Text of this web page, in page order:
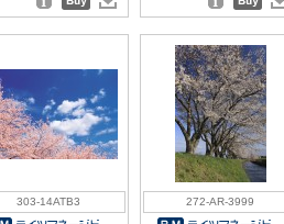
303-14ATB3 272-AR-3999